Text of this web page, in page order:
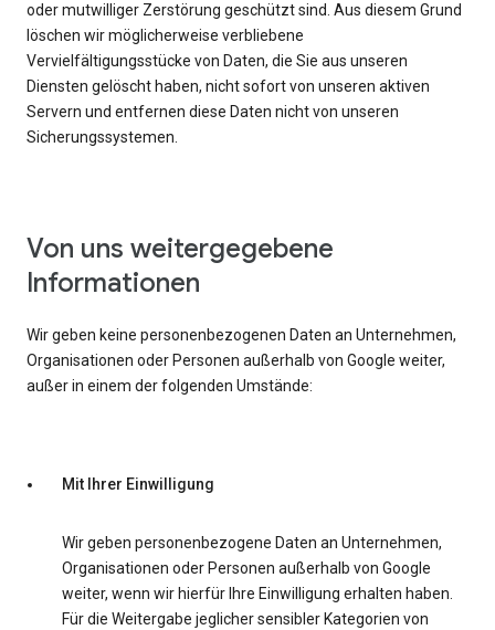
oder mutwilliger Zerstörung geschützt sind. Aus diesem Grund
löschen wir möglicherweise verbliebene
Vervielfältigungsstücke von Daten, die Sie aus unseren
Diensten gelöscht haben, nicht sofort von unseren aktiven
Servern und entfernen diese Daten nicht von unseren
Sicherungssystemen.
Von uns weitergegebene
Informationen
Wir geben keine personenbezogenen Daten an Unternehmen,
Organisationen oder Personen außerhalb von Google weiter,
außer in einem der folgenden Umstände:
Mit Ihrer Einwilligung
Wir geben personenbezogene Daten an Unternehmen,
Organisationen oder Personen außerhalb von Google
weiter, wenn wir hierfür Ihre Einwilligung erhalten haben.
Für die Weitergabe jeglicher sensibler Kategorien von